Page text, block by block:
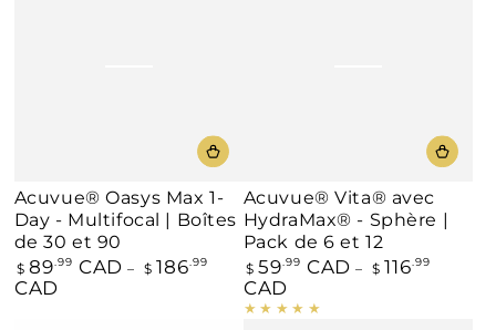
Acuvue® Oasys Max 1-
Day - Multifocal | Boîtes
de 30 et 90
Prix
normal
$ 89.99 CAD $ 186.99
CAD
Acuvue® Vita® avec
HydraMax® - Sphère |
Pack de 6 et 12
Prix
normal
$ 59.99 CAD $ 116.99
CAD